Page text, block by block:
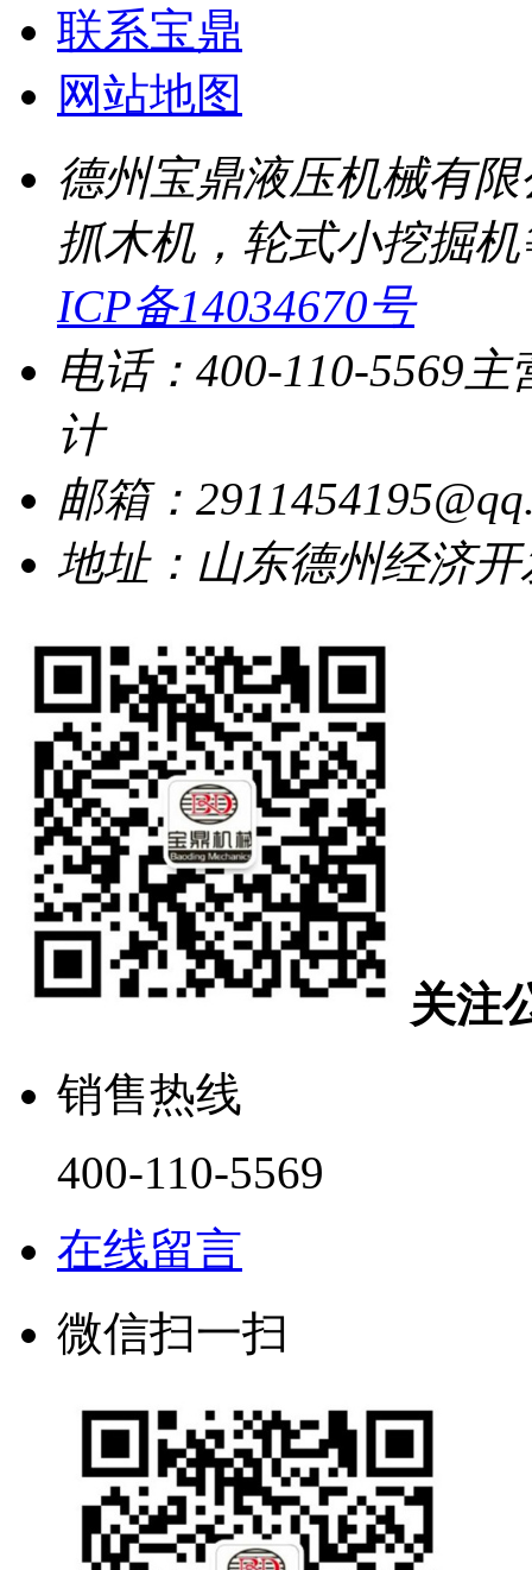
联系宝鼎
网站地图
德州宝鼎液压机械有
抓木机，轮式小挖掘
ICP备14034670号
电话：400-110-5569 主
计
邮箱：
地址：山东德州经济
关注
销售热线
400-110-5569
在线留言
微信扫一扫